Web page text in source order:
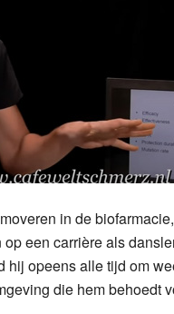
in de
een carrière als
opeens alle tijd om
die hem behoedt